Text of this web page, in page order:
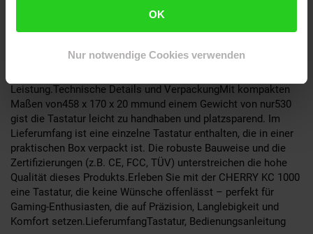
OK
Nur notwendige Cookies verwenden
KC 1000 ist kompatibel mitWindows, Mac und Linux-
Betriebssystemen, was sie zu einer vielseitigen Wahl für
Anwendungen oder den täglichen Gebrauch – diese Tastatur
Leistung.Technische Details und VerpackungMit kompakten
Maßen von458 x 170 x 20 mmund einem Gewicht von nur530
gist die Tastatur leicht zu handhaben und platzsparend. Im
Lieferumfang ist eine einzelne Tastatur enthalten, die in einer
praktischen Box verpackt ist. Die robuste Bauweise und die
Zertifizierungen (z.B. CE, FCC, TÜV) unterstreichen die hohe
Qualität dieses Produkts.Erleben Sie mit der CHERRY KC 1000
eine Tastatur, die keine Wünsche offenlässt – perfekt für
Gaming-Enthusiasten, die auf Präzision, Langlebigkeit und
Komfort setzen.LieferumfangTastatur, Bedienungsanleitung